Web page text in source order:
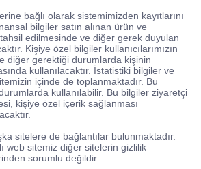
bağlı olarak sistemimizden kayıtlarını
bilgiler satın alınan ürün ve
edilmesinde ve diğer gerek duyulan
Kişiye özel bilgiler kullanıcılarımızın
diğer gerektiği durumlarda kişinin
kullanılacaktır. İstatistiki bilgiler ve
içinde de toplanmaktadır. Bu
kullanılabilir. Bu bilgiler ziyaretçi
kişiye özel içerik sağlanması
sitelere de bağlantılar bulunmaktadır.
web sitemiz diğer sitelerin gizlilik
sorumlu değildir.